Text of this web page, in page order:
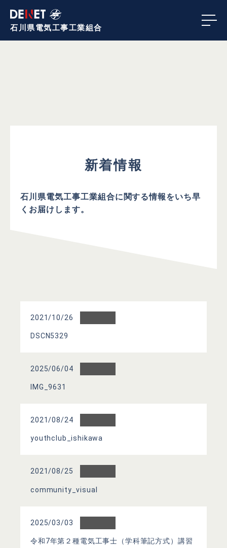
石川県電気工事工業組合
新着情報
石川県電気工事工業組合に関する情報をいち早
くお届けします。
2021/10/26
DSCN5329
2025/06/04
IMG_9631
2021/08/24
youthclub_ishikawa
2021/08/25
community_visual
2025/03/03
令和7年第２種電気工事士（学科筆記方式）講習